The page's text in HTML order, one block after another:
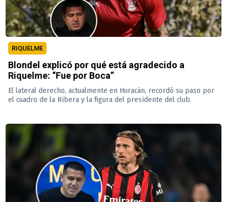
RIQUELME
Blondel explicó por qué está agradecido a
Riquelme: “Fue por Boca”
El lateral derecho, actualmente en Huracán, recordó su paso por
el cuadro de la Ribera y la figura del presidente del club.